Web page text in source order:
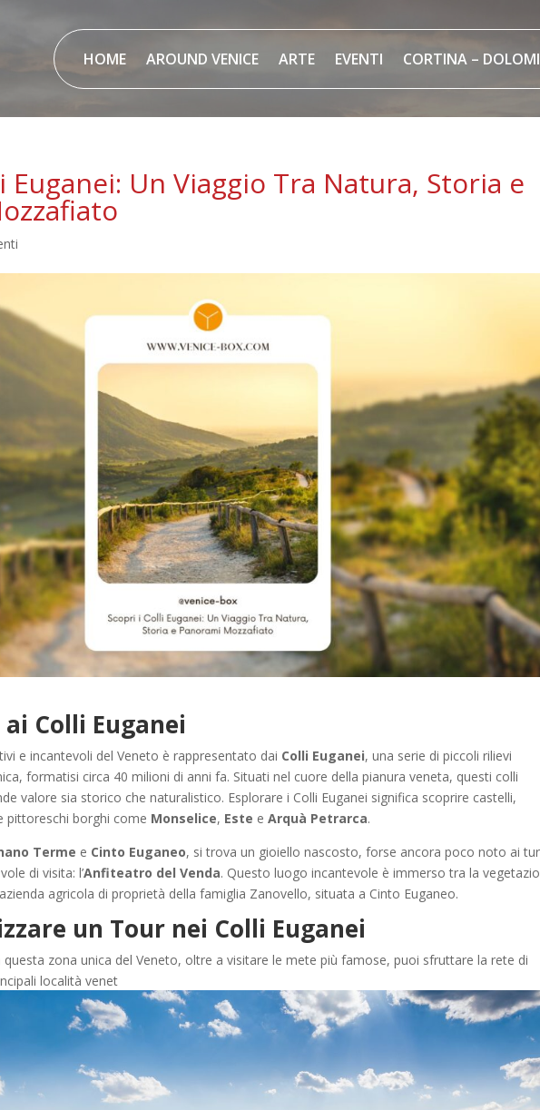
HOME AROUND VENICE ARTE EVENTI CORTINA –
Euganei: Un Viaggio Tra Natura, Storia e
Colli Euganei
e incantevoli del Veneto è rappresentato dai Colli Euganei, una serie di piccoli rilievi
formatisi circa 40 milioni di anni fa. Situati nel cuore della pianura veneta, questi colli
valore sia storico che naturalistico. Esplorare i Colli Euganei significa scoprire castelli,
pittoreschi borghi come Monselice, Este eArquà Petrarca.
Terme e Cinto Euganeo, si trova un gioiello nascosto, forse ancora poco noto ai
di visita: l’Anfiteatro del Venda. Questo luogo incantevole è immerso tra la
agricola di proprietà della famiglia Zanovello, situata a Cinto Euganeo.
un Tour nei Colli Euganei
zona unica del Veneto, oltre a visitare le mete più famose, puoi sfruttare la rete di
località venet